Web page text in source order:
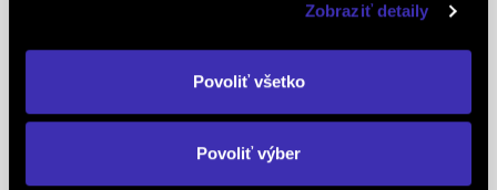
Zobraziť detaily
Povoliť všetko
Povoliť výber
najlepšie z najlepších značiek v takmer 90
krajinách na piatich kontinentoch FINAL-CD ako
jediný koncesionár značkyPEUGEOT
Európe získal už 5x prestížne ocenenie Peugeot
Servise Quality Awards. Ako koncesionár značky